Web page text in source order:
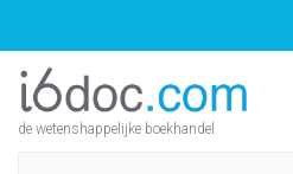
de wetenshappelijke boekhandel